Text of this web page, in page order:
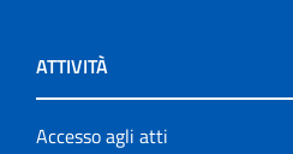
ATTIVITÀ
Accesso agli atti